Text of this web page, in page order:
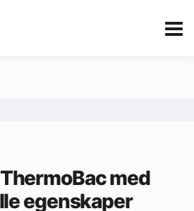
Annonsere i
med
egenskaper